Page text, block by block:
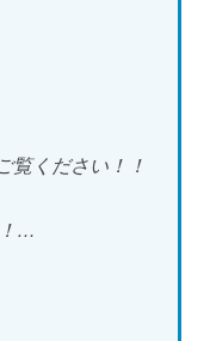
覧ください！！
…